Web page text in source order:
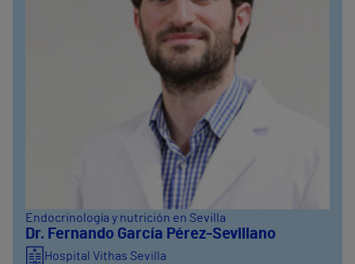
Endocrinología y nutrición en Sevilla
Dr. Fernando García Pérez-Sevillano
Hospital Vithas Sevilla